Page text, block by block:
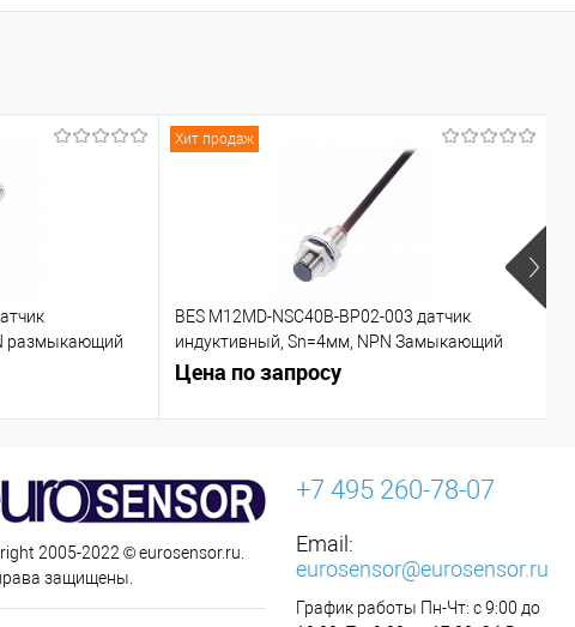
размыкающий
Хит продаж
BES M12MD-NSC40B-BP02-003 датчик
индуктивный, Sn=4мм, NPN Замыкающий
контакт (NO)
Цена по запросу
2005-2022 © eurosensor.ru.
защищены.
+7 495 260-78-07
Email:
eurosensor@eurosensor.ru
График работы Пн-Чт: с 9:00 до